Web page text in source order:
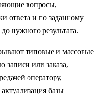
вопросы,
ответа и по заданному
нужного результата.
типовые и массовые
записи или заказа,
оператору,
базы